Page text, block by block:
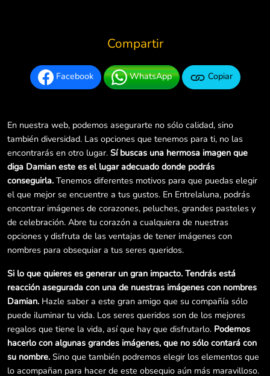
Compartir
Facebook WhatsApp Copiar
En nuestra web, podemos asegurarte no sólo calidad, sino
también diversidad. Las opciones que tenemos para ti, no las
encontrarás en otro lugar. Sí buscas una hermosa imagen que
diga Damian este es el lugar adecuado donde podrás
conseguirla. Tenemos diferentes motivos para que puedas elegir
el que mejor se encuentre a tus gustos. En Entrelaluna, podrás
encontrar imágenes de corazones, peluches, grandes pasteles y
de celebración. Abre tu corazón a cualquiera de nuestras
opciones y disfruta de las ventajas de tener imágenes con
nombres para obsequiar a tus seres queridos.
Si lo que quieres es generar un gran impacto. Tendrás está
reacción asegurada con una de nuestras imágenes con nombres
Damian. Hazle saber a este gran amigo que su compañía sólo
puede iluminar tu vida. Los seres queridos son de los mejores
regalos que tiene la vida, así que hay que disfrutarlo. Podemos
hacerlo con algunas grandes imágenes, que no sólo contará con
su nombre. Sino que también podremos elegir los elementos que
lo acompañan para hacer de este obsequio aún más maravilloso.